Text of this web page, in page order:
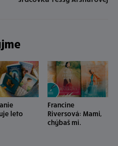
leto
Francine
Riversová: Mami,
chýbaš mi.